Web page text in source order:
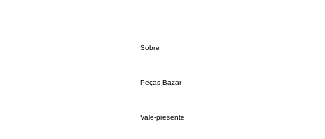
Sobre
Peças Bazar
Vale-presente